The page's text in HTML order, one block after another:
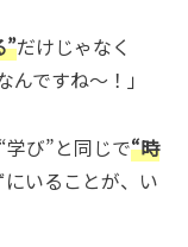
”だけじゃなく
んですね〜！」
学び”と同じで“時
いることが、い